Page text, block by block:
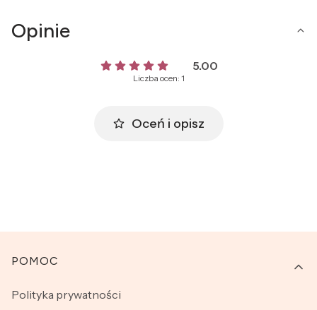
Opinie
5.00
Liczba ocen: 1
Oceń i opisz
Linki w stopce
POMOC
Polityka prywatności